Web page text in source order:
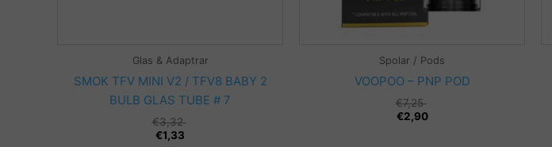
Glas & Adaptrar
SMOK TFV MINI V2 / TFV8 BABY 2
BULB GLAS TUBE # 7
€3,32
€1,33
Spolar / Pods
VOOPOO – PNP POD
€7,25
€2,90